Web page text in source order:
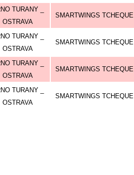
TURANY _
OSTRAVA
SMARTWINGS TCHEQUE
TURANY _
OSTRAVA
SMARTWINGS TCHEQUE
TURANY _
OSTRAVA
SMARTWINGS TCHEQUE
TURANY _
OSTRAVA
SMARTWINGS TCHEQUE